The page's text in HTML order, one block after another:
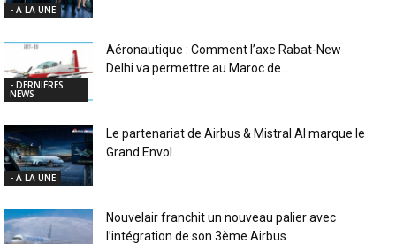
- A LA UNE
- DERNIÈRES
NEWS
Aéronautique : Comment l’axe Rabat-New
Delhi va permettre au Maroc de...
- A LA UNE
Le partenariat de Airbus & Mistral AI marque le
Grand Envol...
Nouvelair franchit un nouveau palier avec
l’intégration de son 3ème Airbus...